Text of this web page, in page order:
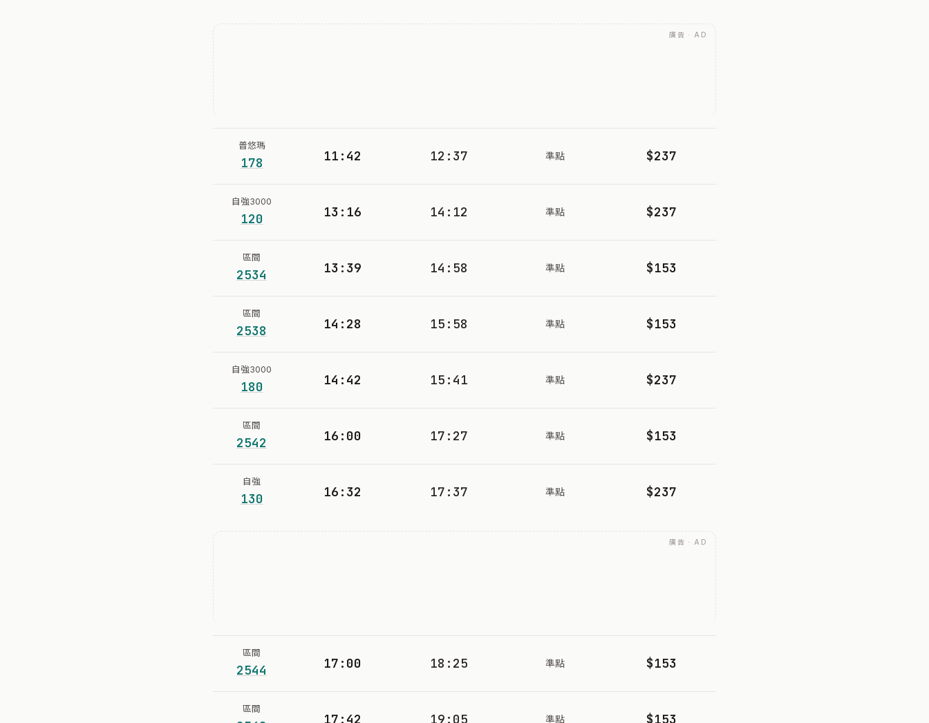
廣告 · AD
普悠瑪
178 11:42 12:37 準點 $237
自強3000
120 13:16 14:12 準點 $237
區間
2534 13:39 14:58 準點 $153
區間
2538 14:28 15:58 準點 $153
自強3000
180 14:42 15:41 準點 $237
區間
2542 16:00 17:27 準點 $153
自強
130 16:32 17:37 準點 $237
廣告 · AD
區間
2544 17:00 18:25 準點 $153
區間
17:42 19:05 準點 $153